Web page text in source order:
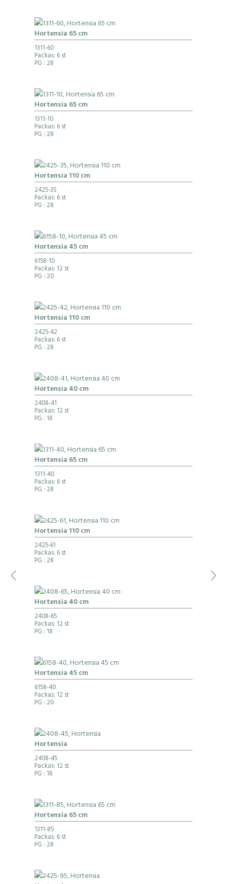
Hortensia 65 cm
1311-60
Packas: 6 st
PG : 28
Hortensia 65 cm
1311-10
Packas: 6 st
PG : 28
Hortensia 110 cm
2425-35
Packas: 6 st
PG : 28
Hortensia 45 cm
6158-10
Packas: 12 st
PG : 20
Hortensia 110 cm
2425-42
Packas: 6 st
PG : 28
Hortensia 40 cm
2408-41
Packas: 12 st
PG : 18
Hortensia 65 cm
1311-40
Packas: 6 st
PG : 28
Hortensia 110 cm
2425-61
Packas: 6 st
PG : 28
Hortensia 40 cm
2408-65
Packas: 12 st
PG : 18
Hortensia 45 cm
6158-40
Packas: 12 st
PG : 20
Hortensia
2408-45
Packas: 12 st
PG : 18
Hortensia 65 cm
1311-85
Packas: 6 st
PG : 28